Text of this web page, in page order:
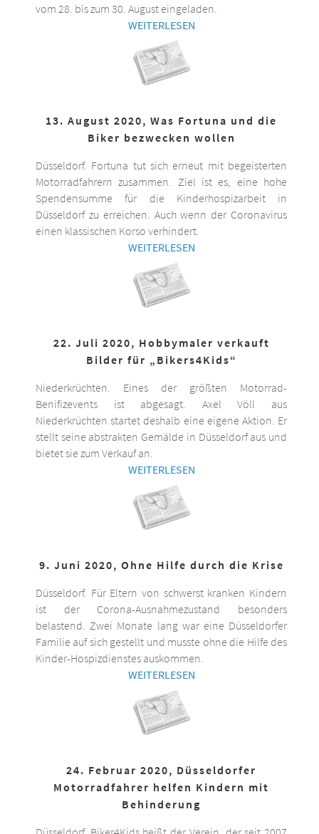
vom 28. bis zum 30. August eingeladen.
WEITERLESEN
13. August 2020, Was Fortuna und die
Biker bezwecken wollen
Düsseldorf. Fortuna tut sich erneut mit begeisterten
Motorradfahrern zusammen. Ziel ist es, eine hohe
Spendensumme für die Kinderhospizarbeit in
Düsseldorf zu erreichen. Auch wenn der Coronavirus
einen klassischen Korso verhindert.
WEITERLESEN
22. Juli 2020, Hobbymaler verkauft
Bilder für „Bikers4Kids“
Niederkrüchten. Eines der größten Motorrad-
Benifizevents ist abgesagt. Axel Völl aus
Niederkrüchten startet deshalb eine eigene Aktion. Er
stellt seine abstrakten Gemälde in Düsseldorf aus und
bietet sie zum Verkauf an.
WEITERLESEN
9. Juni 2020, Ohne Hilfe durch die Krise
Düsseldorf. Für Eltern von schwerst kranken Kindern
ist der Corona-Ausnahmezustand besonders
belastend. Zwei Monate lang war eine Düsseldorfer
Familie auf sich gestellt und musste ohne die Hilfe des
Kinder-Hospizdienstes auskommen.
WEITERLESEN
24. Februar 2020, Düsseldorfer
Motorradfahrer helfen Kindern mit
Behinderung